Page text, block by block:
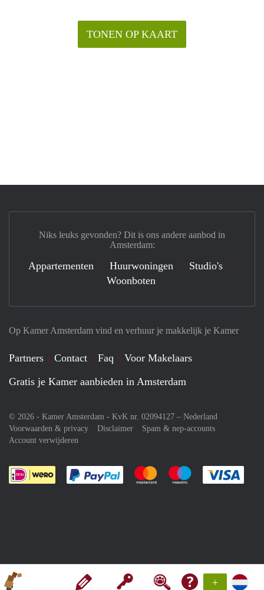
+
TONEN OP KAART
Op Kamer Amsterdam vind en verhuur je makkelijk je Kamer
Partners Contact Faq
Voor Makelaars
Gratis je Kamer aanbieden in Amsterdam
© 2026 - Kamer Amsterdam - KvK nr. 02094127 – Nederland
Voorwaarden & privacy
Disclaimer
Spam & nep-accounts
Account verwijderen
Je rekent gemakkelijk af met Paypal
Je rekent gemakkelijk af met
Je rekent
Niks leuks gevonden? Dit is ons andere aanbod in
Amsterdam:
Appartementen Huurwoningen
Studio's
Woonboten